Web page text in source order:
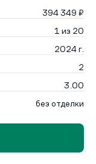
394 349 ₽
1 из 20
2024 г.
2
3.00
без отделки